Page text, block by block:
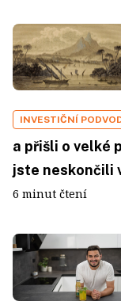
INVESTIČNÍ
a přišli o velké
jste neskončili
6 minut čtení